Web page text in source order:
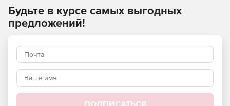
Используйте Kaspersky Security для систем хранения
данных и получите максимальный уровень защиты от
Будьте в курсе самых выгодных
предложений!
ПОДПИСАТЬСЯ